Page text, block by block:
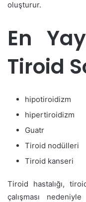
oluşturur.
En
Tiroid
hipotiroidizm
hipertiroidizm
Guatr
Tiroid nodülleri
Tiroid kanseri
Tiroid hastalığı,
çalışması